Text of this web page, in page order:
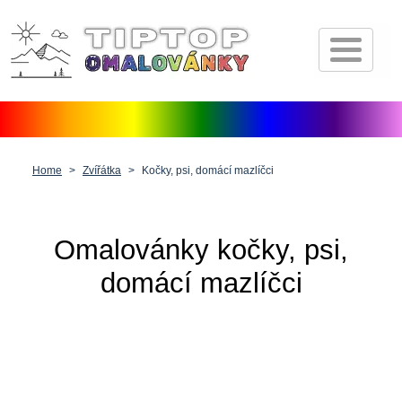
Úvod
Pohádkové postavičky
Lidé, postavy a profese
Home Zvířátka Kočky, psi, domácí mazlíčci
Omalovánky kočky, psi,
domácí mazlíčci